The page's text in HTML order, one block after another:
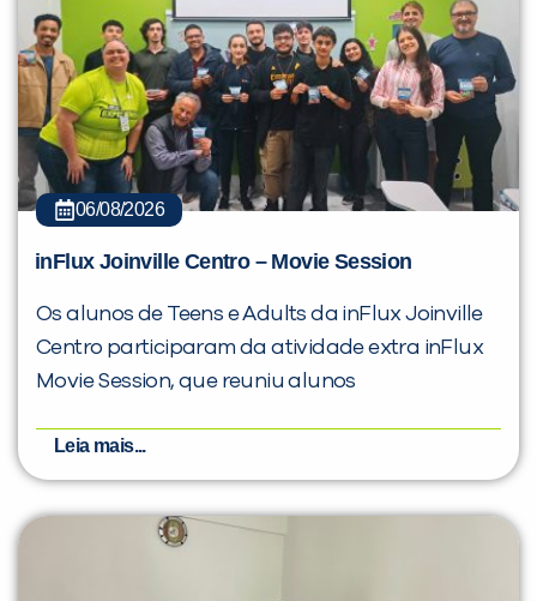
06/08/2026
inFlux Joinville Centro – Movie Session
Os alunos de Teens e Adults da inFlux Joinville
Centro participaram da atividade extra inFlux
Movie Session, que reuniu alunos
Leia mais...